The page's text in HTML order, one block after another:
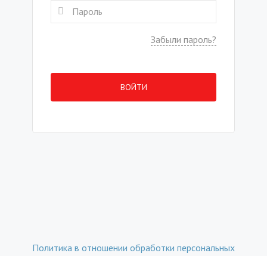
Забыли пароль?
ВОЙТИ
Политика в отношении обработки персональных